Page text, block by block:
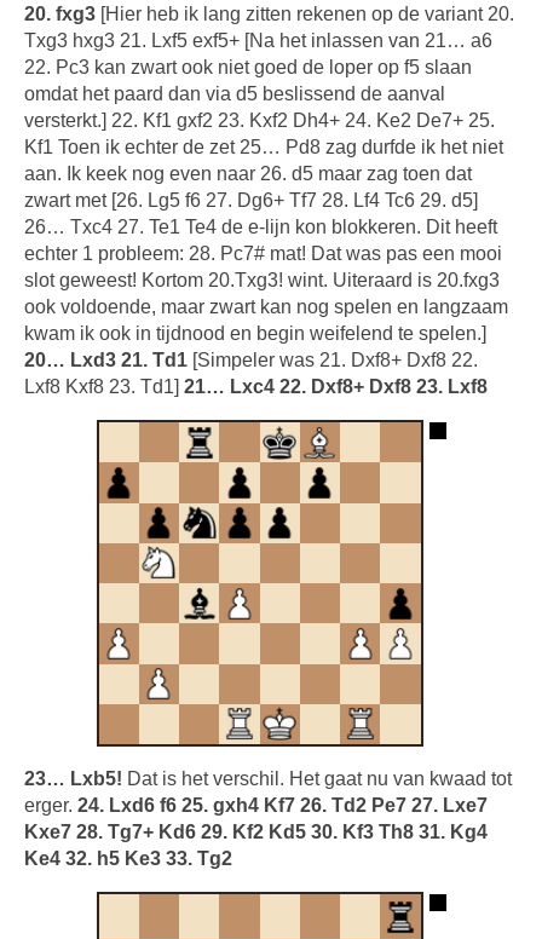
20. fxg3 [Hier heb ik lang zitten rekenen op de variant 20.
Txg3 hxg3 21. Lxf5 exf5+ [Na het inlassen van 21… a6
22. Pc3 kan zwart ook niet goed de loper op f5 slaan
omdat het paard dan via d5 beslissend de aanval
versterkt.] 22. Kf1 gxf2 23. Kxf2 Dh4+ 24. Ke2 De7+ 25.
Kf1 Toen ik echter de zet 25… Pd8 zag durfde ik het niet
aan. Ik keek nog even naar 26. d5 maar zag toen dat
zwart met [26. Lg5 f6 27. Dg6+ Tf7 28. Lf4 Tc6 29. d5]
26… Txc4 27. Te1 Te4 de e-lijn kon blokkeren. Dit heeft
echter 1 probleem: 28. Pc7# mat! Dat was pas een mooi
slot geweest! Kortom 20.Txg3! wint. Uiteraard is 20.fxg3
ook voldoende, maar zwart kan nog spelen en langzaam
kwam ik ook in tijdnood en begin weifelend te spelen.]
20… Lxd3 21. Td1 [Simpeler was 21. Dxf8+ Dxf8 22.
Lxf8 Kxf8 23. Td1] 21… Lxc4 22. Dxf8+ Dxf8 23. Lxf8
23… Lxb5! Dat is het verschil. Het gaat nu van kwaad tot
erger. 24. Lxd6 f6 25. gxh4 Kf7 26. Td2 Pe7 27. Lxe7
Kxe7 28. Tg7+ Kd6 29. Kf2 Kd5 30. Kf3 Th8 31. Kg4
Ke4 32. h5 Ke3 33. Tg2